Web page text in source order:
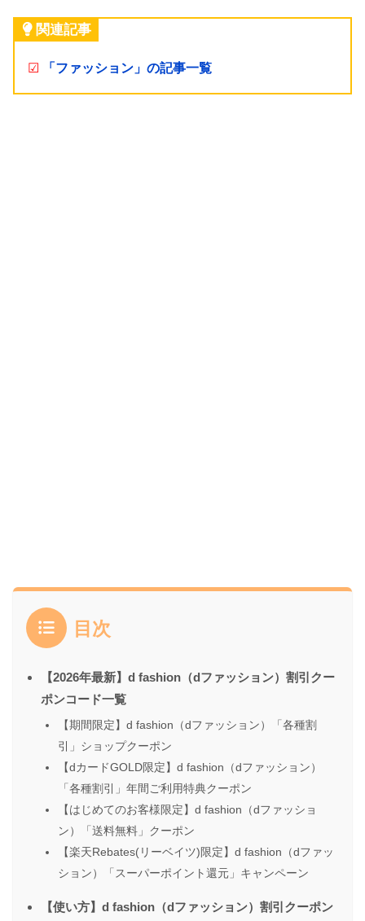
関連記事
☑ 「ファッション」の記事一覧
目次
【2026年最新】d fashion（dファッション）割引クー
ポンコード一覧
【期間限定】d fashion（dファッション）「各種割
引」ショップクーポン
【dカードGOLD限定】d fashion（dファッション）
「各種割引」年間ご利用特典クーポン
【はじめてのお客様限定】d fashion（dファッショ
ン）「送料無料」クーポン
【楽天Rebates(リーベイツ)限定】d fashion（dファッ
ション）「スーパーポイント還元」キャンペーン
【使い方】d fashion（dファッション）割引クーポン